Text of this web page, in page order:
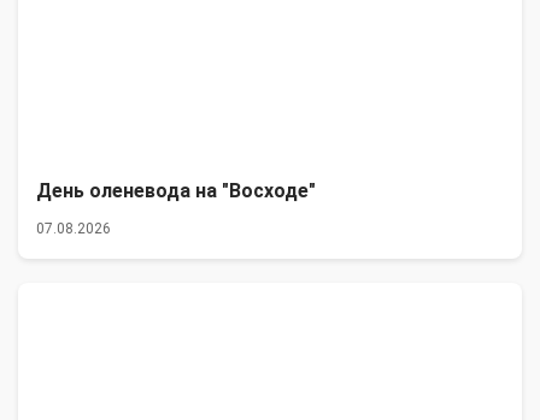
День оленевода на "Восходе"
07.08.2026